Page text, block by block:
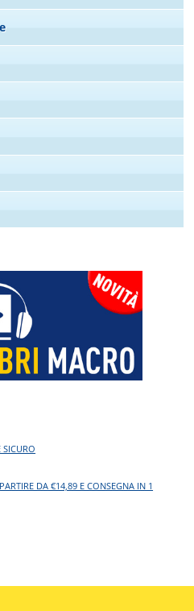
SICURO
DA €14,89 E CONSEGNA IN 1